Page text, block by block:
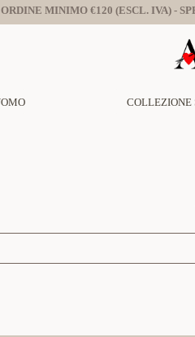
ORDINE MINIMO €120 (ESCL. IVA) -
COLLEZIONE